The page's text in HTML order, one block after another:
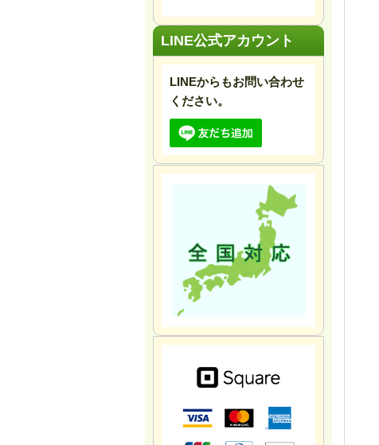
LINE公式アカウント
LINEからもお問い合わせ
ください。